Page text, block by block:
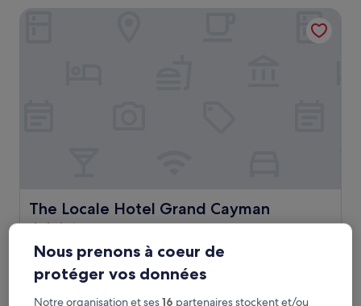
de
879 €
The Locale Hotel Grand Cayman
The Locale Hotel Grand Cayman
Hébergement
3.5 étoiles
Seven Mile Beach
sur
10,
9,4/10 Exceptionnel (1 010 avis)
175 €
Nous prenons à coeur de
protéger vos données
Notre organisation et ses16 partenaires stockent et/ou